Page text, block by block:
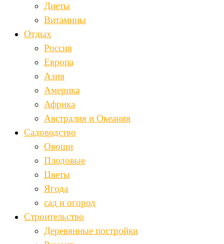
Диеты
Витамины
Отдых
Россия
Европа
Азия
Америка
Африка
Австралия и Океания
Садоводство
Овощи
Плодовые
Цветы
Ягода
сад и огород
Строительство
Деревянные постройки